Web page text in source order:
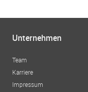
Unternehmen
Team
Karriere
Impressum